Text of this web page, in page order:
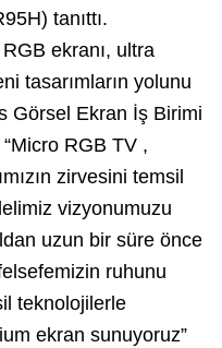
tanıttı.
ekranı, ultra
tasarımların yolunu
Görsel Ekran İş Birimi
“Micro RGB TV ,
zirvesini temsil
vizyonumuzu
uzun bir süre önce
ruhunu
teknolojilerle
ekran sunuyoruz”